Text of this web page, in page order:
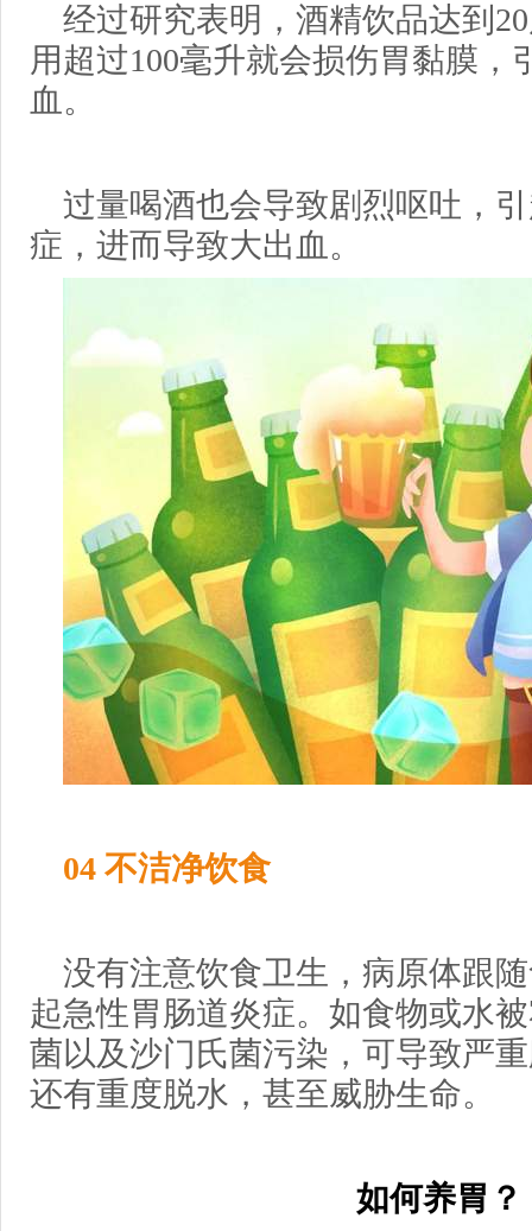
经过研究表明，酒精饮品达到
用超过100毫升就会损伤胃黏膜，
血。
过量喝酒也会导致剧烈呕吐，
症，进而导致大出血。
04 不洁净饮食
没有注意饮食卫生，病原体跟
起急性胃肠道炎症。如食物或水
菌以及沙门氏菌污染，可导致严
还有重度脱水，甚至威胁生命。
如何养胃？